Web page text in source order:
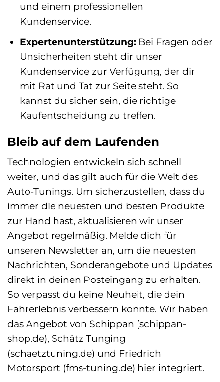
und einem professionellen
Kundenservice.
Expertenunterstützung:Bei Fragen oder
Unsicherheiten steht dir unser
Kundenservice zur Verfügung, der dir
mit Rat und Tat zur Seite steht. So
kannst du sicher sein, die richtige
Kaufentscheidung zu treffen.
Bleib auf dem Laufenden
Technologien entwickeln sich schnell
weiter, und das gilt auch für die Welt des
Auto-Tunings. Um sicherzustellen, dass du
immer die neuesten und besten Produkte
zur Hand hast, aktualisieren wir unser
Angebot regelmäßig. Melde dich für
unseren Newsletter an, um die neuesten
Nachrichten, Sonderangebote und Updates
direkt in deinen Posteingang zu erhalten.
So verpasst du keine Neuheit, die dein
Fahrerlebnis verbessern könnte. Wir haben
das Angebot von Schippan (schippan-
shop.de), Schätz Tunging
(schaetztuning.de) und Friedrich
Motorsport (fms-tuning.de) hier integriert.